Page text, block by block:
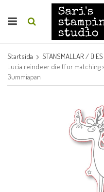
Startsida STANSMALLAR / DIES
Lucia reindeer die (for matching
Gummiapan